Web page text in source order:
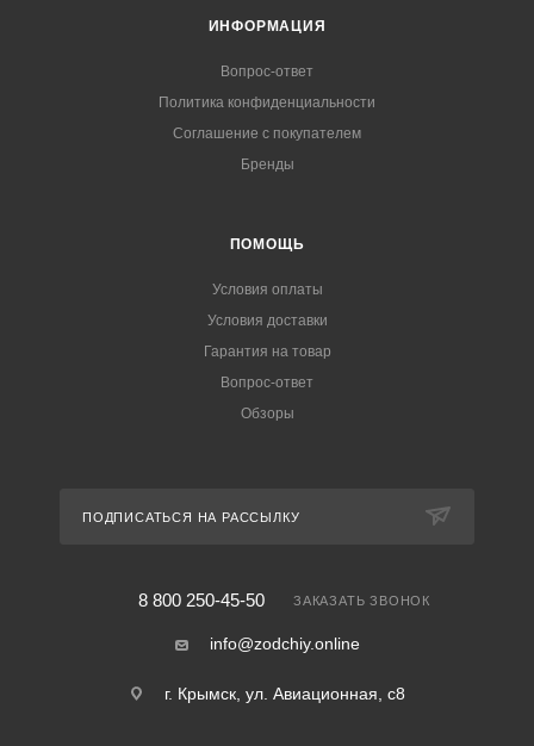
ИНФОРМАЦИЯ
Вопрос-ответ
Политика конфиденциальности
Соглашение с покупателем
Бренды
ПОМОЩЬ
Условия оплаты
Условия доставки
Гарантия на товар
Вопрос-ответ
Обзоры
ПОДПИСАТЬСЯ НА РАССЫЛКУ
8 800 250-45-50 ЗАКАЗАТЬ ЗВОНОК
info@zodchiy.online
г. Крымск, ул. Авиационная, с8